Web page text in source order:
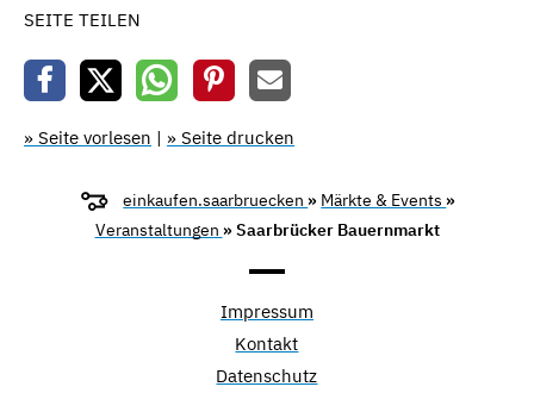
SEITE TEILEN
» Seite vorlesen | » Seite drucken
einkaufen.saarbruecken » Märkte & Events »
Veranstaltungen » Saarbrücker Bauernmarkt
Impressum
Kontakt
Datenschutz